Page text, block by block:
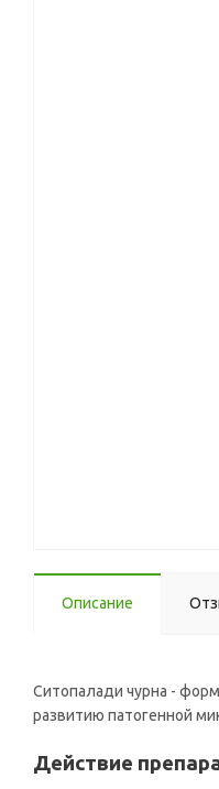
Описание
Ситопалади чурна -
развитию патогенной
Действие